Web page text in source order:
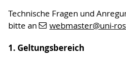
Technische Fragen und
bitte an
webmaster@uni-
1. Geltungsbereich